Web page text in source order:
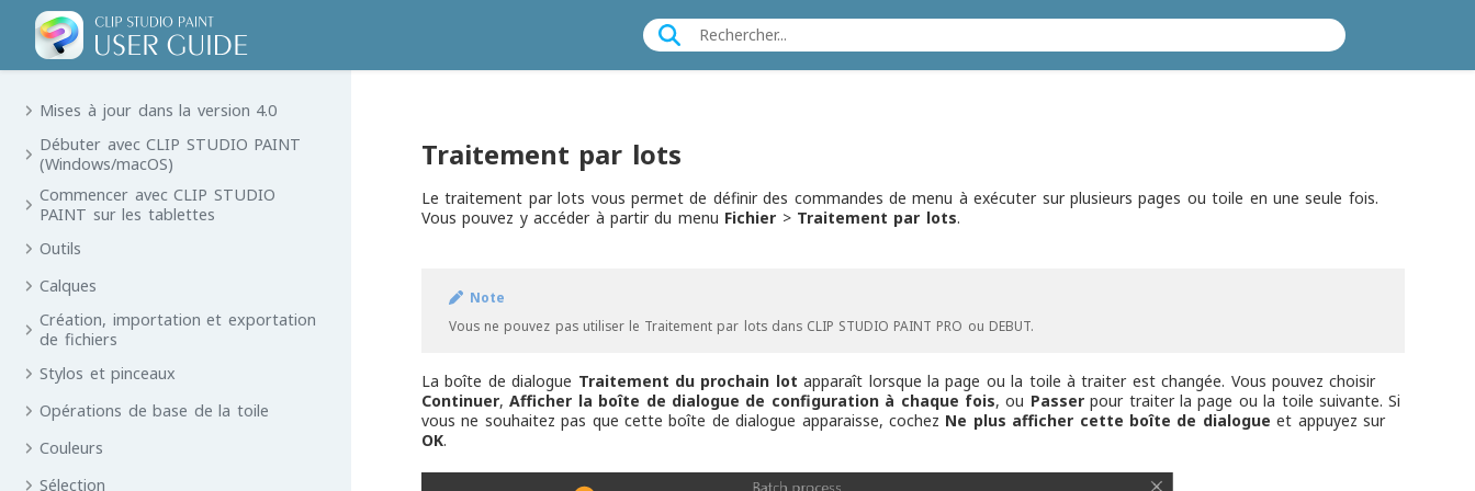
Mises à jour dans la version 4.0
Débuter avec CLIP STUDIO PAINT
(Windows/macOS)
Commencer avec CLIP STUDIO
PAINT sur les tablettes
Outils
Calques
Création, importation et exportation
de fichiers
Stylos et pinceaux
Opérations de base de la toile
Couleurs
Sélection
Traitement par lots
Le traitement par lots vous permet de définir des commandes de menu à exécuter sur plusieurs pages ou toile en une seule fois.
Vous pouvez y accéder à partir du menu Fichier > Traitement par lots.
Note
Vous ne pouvez pas utiliser le Traitement par lots dans CLIP STUDIO PAINT PRO ou DEBUT.
La boîte de dialogue Traitement du prochain lot apparaît lorsque la page ou la toile à traiter est changée. Vous pouvez choisir
Continuer,Afficher la boîte de dialogue de configuration à chaque fois, ou Passerpour traiter la page ou la toile suivante. Si
vous ne souhaitez pas que cette boîte de dialogue apparaisse, cochez Ne plus afficher cette boîte de dialogue et appuyez sur
OK.